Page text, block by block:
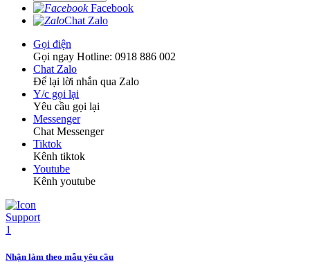
Facebook
Chat Zalo
Gọi điện
Gọi ngay Hotline: 0918 886 002
Chat Zalo
Để lại lời nhắn qua Zalo
Y/c gọi lại
Yêu cầu gọi lại
Messenger
Chat Messenger
Tiktok
Kênh tiktok
Youtube
Kênh youtube
Nhận làm theo mẫu yêu cầu